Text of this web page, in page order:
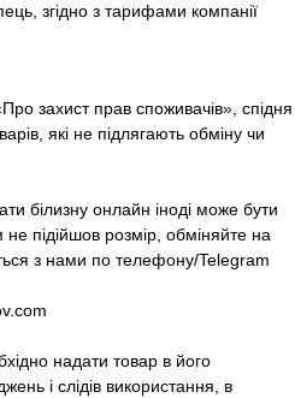
згідно з тарифами компанії
захист прав споживачів», спідня
які не підлягають обміну чи
білизну онлайн іноді може бути
підійшов розмір, обміняйте на
з нами по телефону/Telegram
надати товар в його
і слідів використання, в